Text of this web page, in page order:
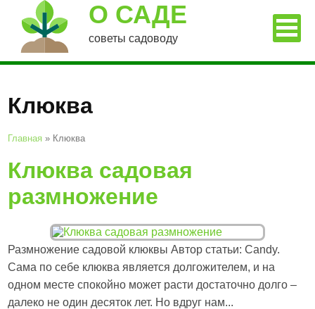
О САДЕ
советы садоводу
Клюква
Главная » Клюква
Клюква садовая
размножение
Размножение садовой клюквы Автор статьи: Candy.
Сама по себе клюква является долгожителем, и на
одном месте спокойно может расти достаточно долго –
далеко не один десяток лет. Но вдруг нам...